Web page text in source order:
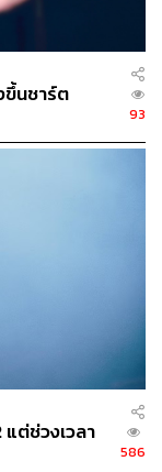
ขึ้นชาร์ต
93
ต่ช่วงเวลา
586